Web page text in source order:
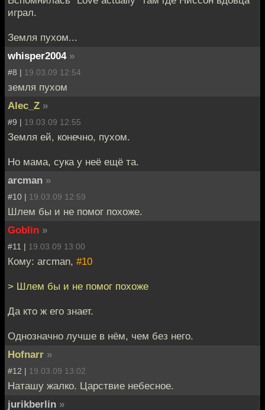
играл.
Земля пухом...
whisper2004 »
#8 | 19.03.09 12:54
земля пухом
Alec_Z »
#9 | 19.03.09 12:55
Земля ей, конечно, пухом.
Но мама, сука у неё ещё та.
arcman »
#10 | 19.03.09 12:59
Шлем бы и не помог похоже.
Goblin »
#11 | 19.03.09 13:00
Кому: arcman, #10
> Шлем бы и не помог похоже
Да кто ж его знает.
Однозначно лучше в нём, чем без него.
Hofnarr »
#12 | 19.03.09 13:02
Наташу жалко. Царствие небесное.
jurikberlin »